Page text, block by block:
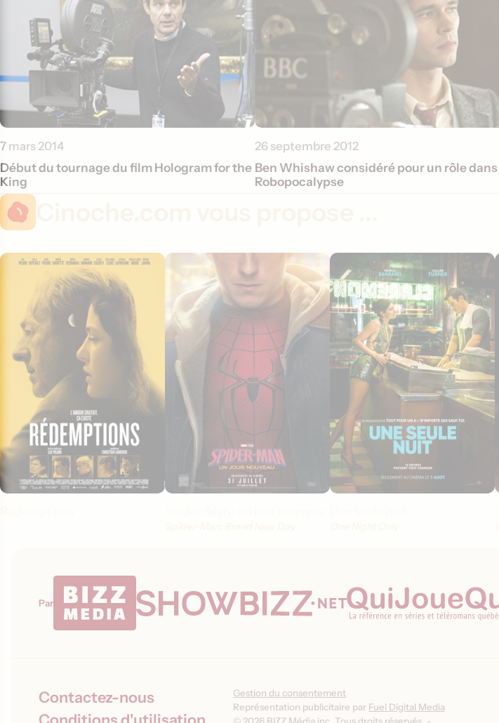
7 mars 2014
Début du tournage du film Hologram for the
King
26 septembre 2012
Ben Whishaw considéré pour un rôle dans
Robopocalypse
Par
Contactez-nous
Gestion du consentement
Représentation publicitaire par Fuel Digital Media